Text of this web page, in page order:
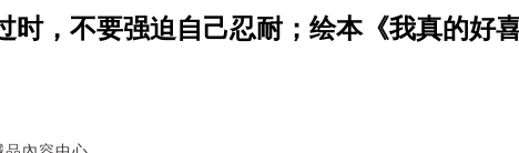
时，不要强迫自己忍耐；绘本《我真的好